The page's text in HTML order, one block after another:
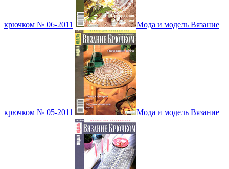
крючком № 06-2011 Мода и модель Вязание
крючком № 05-2011 Мода и модель Вязание